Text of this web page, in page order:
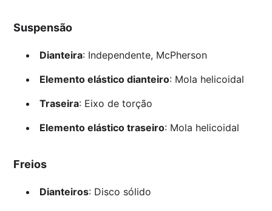
Suspensão
Dianteira: Independente, McPherson
Elemento elástico dianteiro: Mola helicoidal
Traseira: Eixo de torção
Elemento elástico traseiro: Mola helicoidal
Freios
Dianteiros: Disco sólido